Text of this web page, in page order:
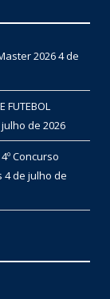
20264 de
FUTEBOL
de 2026
Concurso
4 de julho de